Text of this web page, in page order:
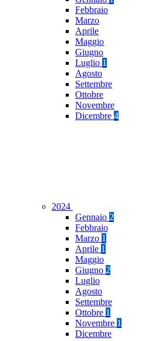
Febbraio
Marzo
Aprile
Maggio
Giugno
Luglio 1
Agosto
Settembre
Ottobre
Novembre
Dicembre 4
2024
Gennaio 2
Febbraio
Marzo 1
Aprile 1
Maggio
Giugno 2
Luglio
Agosto
Settembre
Ottobre 1
Novembre 1
Dicembre